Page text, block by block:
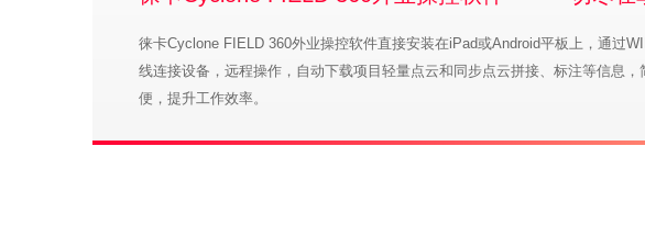
徕卡Cyclone FIELD 360外业操控软件直接安装在iPad或Android平板上，通过
线连接设备，远程操作，自动下载项目轻量点云和同步点云拼接、标注等信息，
便，提升工作效率。